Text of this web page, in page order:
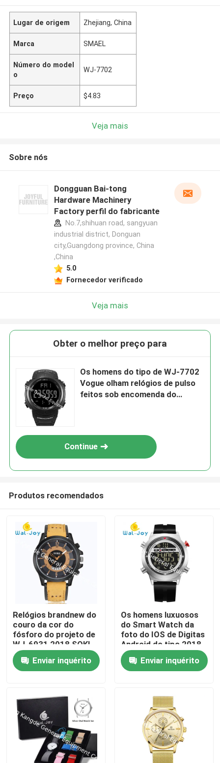
Casa
Produtos
Sobre nós
Lugar de origem Zhejiang, China
Marca SMAEL
Número do model
o
WJ-7702
Preço $4.83
Veja mais
Sobre nós
Dongguan Bai-tong
Hardware Machinery
Factory perfil do fabricante
No.7,shihuan road, sangyuan
industrial district, Donguan
city,Guangdong province, China
,China
5.0
Fornecedor verificado
Veja mais
Obter o melhor preço para
Os homens do tipo de WJ-7702
Vogue olham relógios de pulso
feitos sob encomenda do
Continue
Produtos recomendados
Relógios brandnew do
couro da cor do
fósforo do projeto de
WJ-6931 2018 SOKI
para relógios de
quartzo dos homens
com data
Enviar inquérito
Os homens luxuosos
do Smart Watch da
foto do IOS de Digitas
Android do tipo 2018
de WJ-6915 JeiSo
Waterproof o relógio
de pulso com
Bluetooth
Enviar inquérito